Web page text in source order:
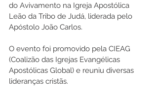
do Avivamento na Igreja Apostólica
Leão da Tribo de Judá, liderada pelo
Apóstolo João Carlos.
O evento foi promovido pela CIEAG
(Coalizão das Igrejas Evangélicas
Apostólicas Global) e reuniu diversas
lideranças cristãs.